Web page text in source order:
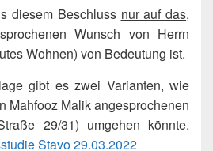
diesem Beschluss nur auf das,
Wunsch von Herrn
Wohnen) von Bedeutung ist.
gibt es zwei Varianten, wie
Mahfooz Malik angesprochenen
29/31) umgehen könnte.
Stavo 29.03.2022